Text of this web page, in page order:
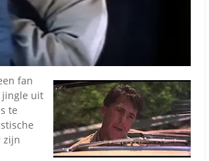
fan
jingle uit
te
zijn